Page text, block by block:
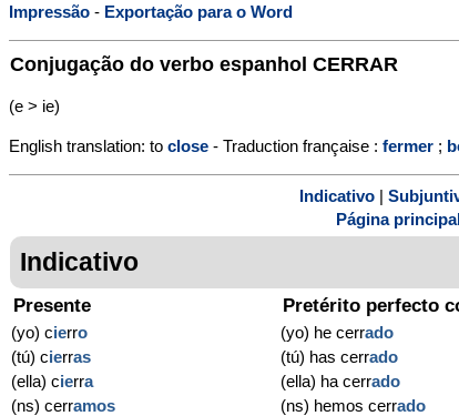
Impressão - Exportação para o Word
Conjugação do verbo espanhol CERRAR
(e > ie)
English translation: to close - Traduction française : fermer ;
Indicativo |
Página
Indicativo
Presente
(yo) cierro
(tú) cierras
(ella) cierra
(ns) cerramos
Pretérito perfecto
(yo) he cerrado
(tú) has cerrado
(ella) ha cerrado
(ns) hemos cerrado